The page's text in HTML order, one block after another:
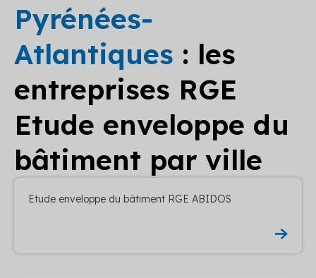
Pyrénées-
Atlantiques : les
entreprises RGE
Etude enveloppe du
bâtiment par ville
Etude enveloppe du bâtiment RGE ABIDOS